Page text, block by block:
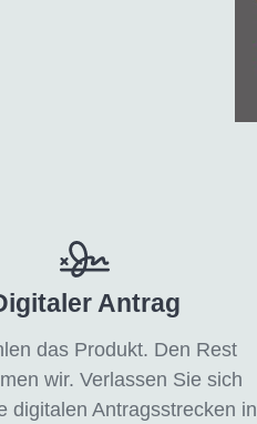
Antrag
das Produkt. Den Rest
wir. Verlassen Sie sich
digitalen Antragsstrecken in